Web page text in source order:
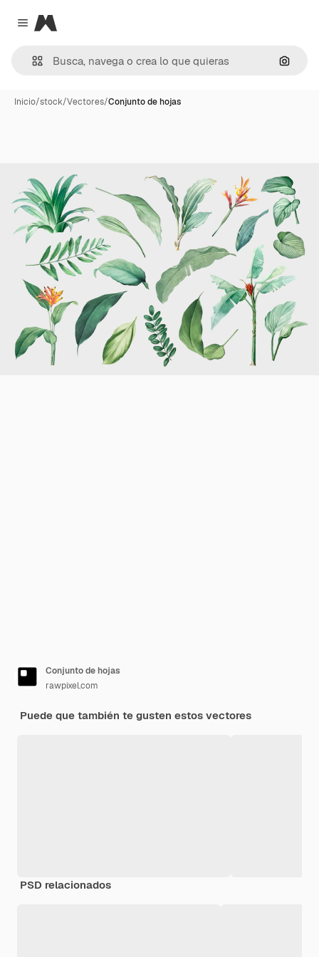
Close menu
Magnific
Inicio/stock/Vectores/Conjunto de hojas
Conjunto de hojas
rawpixel.com
Puede que también te gusten estos vectores
PSD relacionados